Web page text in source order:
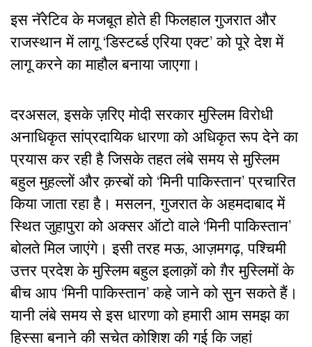
इस नॅरेटिव के मजबूत होते ही फिलहाल गुजरात और
राजस्थान में लागू ‘डिस्टर्ब्ड एरिया एक्ट’ को पूरे देश में
लागू करने का माहौल बनाया जाएगा।
दरअसल, इसके ज़रिए मोदी सरकार मुस्लिम विरोधी
अनाधिकृत सांप्रदायिक धारणा को अधिकृत रूप देने का
प्रयास कर रही है जिसके तहत लंबे समय से मुस्लिम
बहुल मुहल्लों और क़स्बों को ‘मिनी पाकिस्तान’ प्रचारित
किया जाता रहा है। मसलन, गुजरात के अहमदाबाद में
स्थित जुहापुरा को अक्सर ऑटो वाले ‘मिनी पाकिस्तान’
बोलते मिल जाएंगे। इसी तरह मऊ, आज़मगढ़, पश्चिमी
उत्तर प्रदेश के मुस्लिम बहुल इलाक़ों को ग़ैर मुस्लिमों के
बीच आप ‘मिनी पाकिस्तान’ कहे जाने को सुन सकते हैं।
यानी लंबे समय से इस धारणा को हमारी आम समझ का
हिस्सा बनाने की सचेत कोशिश की गई कि जहां